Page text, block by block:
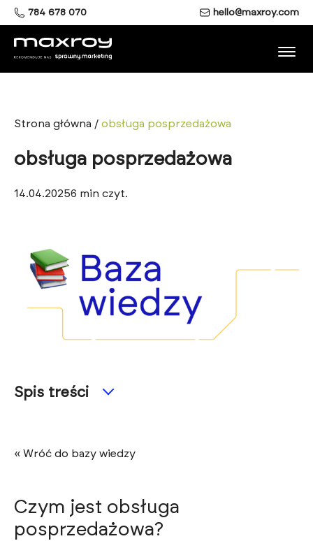
784 678 070 hello@maxroy.com
Strona główna / obsługa posprzedażowa
obsługa posprzedażowa
14.04.20256 min czyt.
Spis treści
« Wróć do bazy wiedzy
Czym jest obsługa
posprzedażowa?